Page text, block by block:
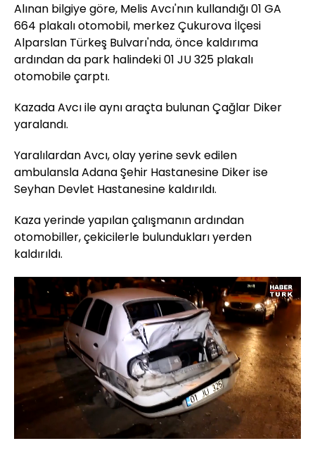
Alınan bilgiye göre, Melis Avcı'nın kullandığı 01 GA
664 plakalı otomobil, merkez Çukurova İlçesi
Alparslan Türkeş Bulvarı'nda, önce kaldırıma
ardından da park halindeki 01 JU 325 plakalı
otomobile çarptı.
Kazada Avcı ile aynı araçta bulunan Çağlar Diker
yaralandı.
Yaralılardan Avcı, olay yerine sevk edilen
ambulansla Adana Şehir Hastanesine Diker ise
Seyhan Devlet Hastanesine kaldırıldı.
Kaza yerinde yapılan çalışmanın ardından
otomobiller, çekicilerle bulundukları yerden
kaldırıldı.
Aç
Yüklendi:
57.62%
Oynatma
Hızı